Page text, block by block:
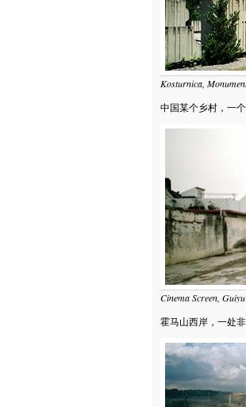
Kosturnica,
中国某个乡村，一
Cinema Screen,
霍马山西岸，一处